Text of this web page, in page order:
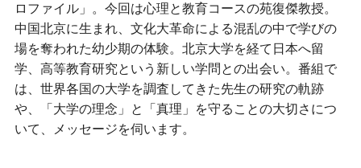
ロファイル」。今回は心理と教育コースの苑復傑教授。
中国北京に生まれ、文化大革命による混乱の中で学びの
場を奪われた幼少期の体験。北京大学を経て日本へ留
学、高等教育研究という新しい学問との出会い。番組で
は、世界各国の大学を調査してきた先生の研究の軌跡
や、「大学の理念」と「真理」を守ることの大切さにつ
いて、メッセージを伺います。